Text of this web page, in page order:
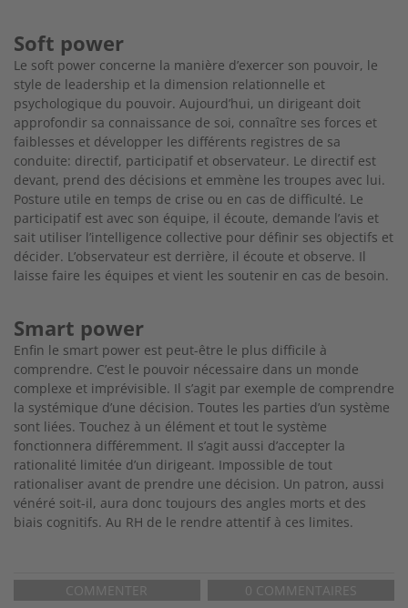
Soft power
Le soft power concerne la manière d’exercer son pouvoir, le
style de leadership et la dimension relationnelle et
psychologique du pouvoir. Aujourd’hui, un dirigeant doit
approfondir sa connaissance de soi, connaître ses forces et
faiblesses et développer les différents registres de sa
conduite: directif, participatif et observateur. Le directif est
devant, prend des décisions et emmène les troupes avec lui.
Posture utile en temps de crise ou en cas de difficulté. Le
participatif est avec son équipe, il écoute, demande l’avis et
sait utiliser l’intelligence collective pour définir ses objectifs et
décider. L’observateur est derrière, il écoute et observe. Il
laisse faire les équipes et vient les soutenir en cas de besoin.
Smart power
Enfin le smart power est peut-être le plus difficile à
comprendre. C’est le pouvoir nécessaire dans un monde
complexe et imprévisible. Il s’agit par exemple de comprendre
la systémique d’une décision. Toutes les parties d’un système
sont liées. Touchez à un élément et tout le système
fonctionnera différemment. Il s’agit aussi d’accepter la
rationalité limitée d’un dirigeant. Impossible de tout
rationaliser avant de prendre une décision. Un patron, aussi
vénéré soit-il, aura donc toujours des angles morts et des
biais cognitifs. Au RH de le rendre attentif à ces limites.
COMMENTER
0 COMMENTAIRES